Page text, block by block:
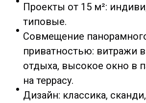
Проекты от 15 м²:
типовые.
Совмещение
приватностью: витражи
отдыха, высокое окно в
на террасу.
Дизайн: классика,